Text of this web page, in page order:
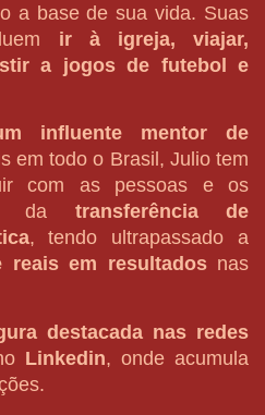
a base de sua vida. Suas
ir à igreja, viajar,
a jogos de futebol e
influente mentor de
em todo o Brasil, Julio tem
com as pessoas e os
da transferência de
, tendo ultrapassado a
reais em resultadosnas
destacada nas redes
Linkedin, onde acumula